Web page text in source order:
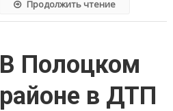
Продолжить чтение
В Полоцком
районе в ДТП